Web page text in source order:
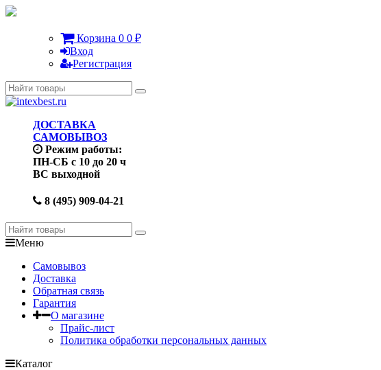
Корзина 0 0 ₽
Вход
Регистрация
ДОСТАВКА
САМОВЫВОЗ
Режим работы:
ПН-СБ с 10 до 20 ч
ВС выходной
8 (495) 909-04-21
Меню
Самовывоз
Доставка
Обратная связь
Гарантия
О магазине
Прайс-лист
Политика обработки персональных данных
Каталог